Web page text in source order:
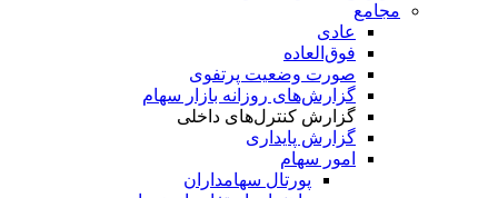
مجامع
عادی
فوق‌العاده
صورت وضعیت پرتفوی
گزارش‌های روزانه بازار سهام
گزارش کنترل‌های داخلی
گزارش پایداری
امور سهام
پورتال سهامداران